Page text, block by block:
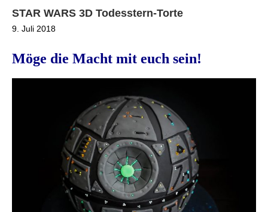
STAR WARS 3D Todesstern-Torte
9. Juli 2018
Möge die Macht mit euch sein!